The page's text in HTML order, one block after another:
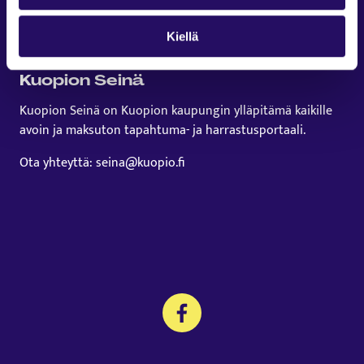
Kiellä
Kuopion Seinä
Kuopion Seinä on Kuopion kaupungin ylläpitämä kaikille
avoin ja maksuton tapahtuma- ja harrastusportaali.
Ota yhteyttä: seina@kuopio.fi